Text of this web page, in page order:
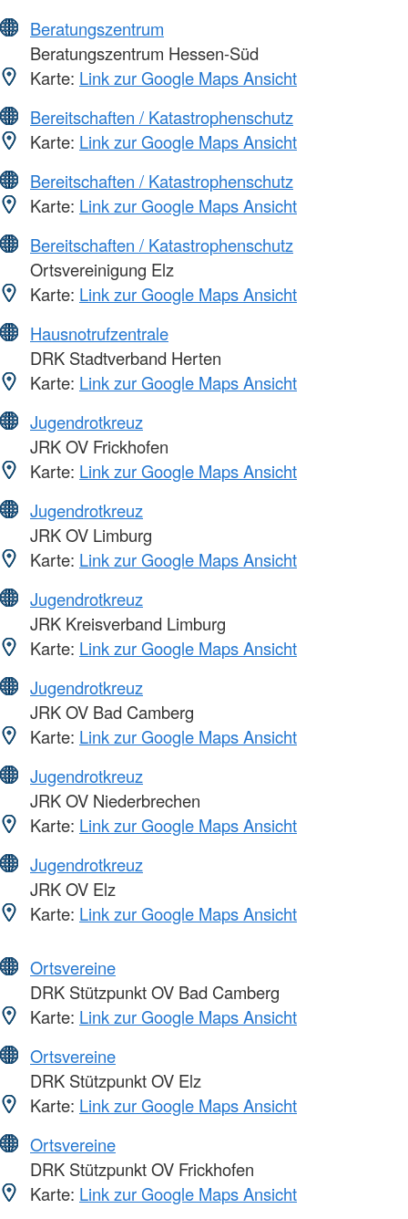
Beratungszentrum
Beratungszentrum Hessen-Süd
Karte: Link zur Google Maps Ansicht
Bereitschaften / Katastrophenschutz
Karte: Link zur Google Maps Ansicht
Bereitschaften / Katastrophenschutz
Karte: Link zur Google Maps Ansicht
Bereitschaften / Katastrophenschutz
Ortsvereinigung Elz
Karte: Link zur Google Maps Ansicht
Hausnotrufzentrale
DRK Stadtverband Herten
Karte: Link zur Google Maps Ansicht
Jugendrotkreuz
JRK OV Frickhofen
Karte: Link zur Google Maps Ansicht
Jugendrotkreuz
JRK OV Limburg
Karte: Link zur Google Maps Ansicht
Jugendrotkreuz
JRK Kreisverband Limburg
Karte: Link zur Google Maps Ansicht
Jugendrotkreuz
JRK OV Bad Camberg
Karte: Link zur Google Maps Ansicht
Jugendrotkreuz
JRK OV Niederbrechen
Karte: Link zur Google Maps Ansicht
Jugendrotkreuz
JRK OV Elz
Karte: Link zur Google Maps Ansicht
Ortsvereine
DRK Stützpunkt OV Bad Camberg
Karte: Link zur Google Maps Ansicht
Ortsvereine
DRK Stützpunkt OV Elz
Karte: Link zur Google Maps Ansicht
Ortsvereine
DRK Stützpunkt OV Frickhofen
Karte: Link zur Google Maps Ansicht